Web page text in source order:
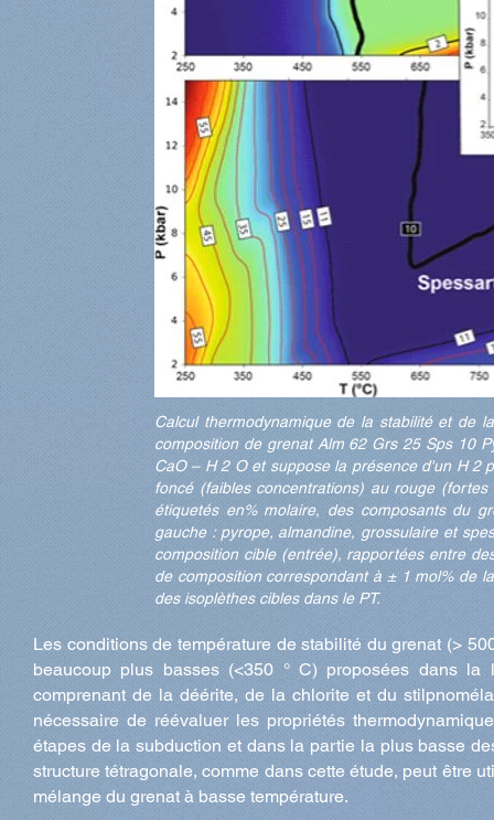
Calcul thermodynamique de la stabilité et de
composition de grenat Alm 62 Grs 25 Sps 10
CaO – H 2 O et suppose la présence d'un H 2
foncé (faibles concentrations) au rouge
étiquetés en% molaire, des composants du
gauche : pyrope, almandine, grossulaire et
composition cible (entrée), rapportées entre
de composition correspondant à ± 1 mol% de
des isoplèthes cibles dans le PT.
Les conditions de température de stabilité du grenat (>
beaucoup plus basses (<350 ° C) proposées dans
comprenant de la déérite, de la chlorite et du
nécessaire de réévaluer les propriétés
étapes de la subduction et dans la partie la plus basse
structure tétragonale, comme dans cette étude, peut être
mélange du grenat à basse température.